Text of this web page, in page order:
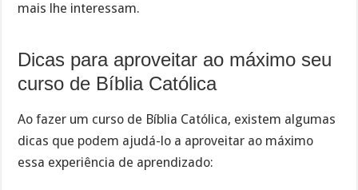
mais lhe interessam.
Dicas para aproveitar ao máximo seu
curso de Bíblia Católica
Ao fazer um curso de Bíblia Católica, existem algumas
dicas que podem ajudá-lo a aproveitar ao máximo
essa experiência de aprendizado: